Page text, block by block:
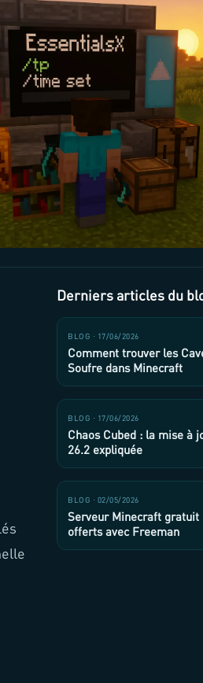
Derniers articles du
BLOG · 17/06/2026
Comment trouver les
Soufre dans Minecraft
BLOG · 17/06/2026
Chaos Cubed : la mise à
26.2 expliquée
BLOG · 02/05/2026
Serveur Minecraft gratuit
offerts avec Freeman